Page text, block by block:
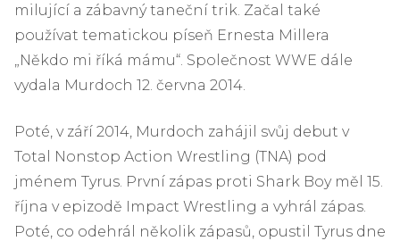
milující a zábavný taneční trik. Začal také
používat tematickou píseň Ernesta Millera
„Někdo mi říká mámu“. Společnost WWE dále
vydala Murdoch 12. června 2014.
Poté, v září 2014, Murdoch zahájil svůj debut v
Total Nonstop Action Wrestling (TNA) pod
jménem Tyrus. První zápas proti Shark Boy měl 15.
října v epizodě Impact Wrestling a vyhrál zápas.
Poté, co odehrál několik zápasů, opustil Tyrus dne